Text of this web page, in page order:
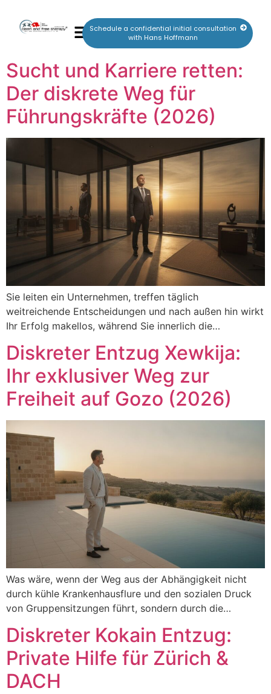
Schedule a confidential initial consultation
with Hans Hoffmann
Sucht und Karriere retten:
Der diskrete Weg für
Führungskräfte (2026)
Sie leiten ein Unternehmen, treffen täglich
weitreichende Entscheidungen und nach außen hin wirkt
Ihr Erfolg makellos, während Sie innerlich die…
Diskreter Entzug Xewkija:
Ihr exklusiver Weg zur
Freiheit auf Gozo (2026)
Was wäre, wenn der Weg aus der Abhängigkeit nicht
durch kühle Krankenhausflure und den sozialen Druck
von Gruppensitzungen führt, sondern durch die…
Diskreter Kokain Entzug:
Private Hilfe für Zürich &
DACH